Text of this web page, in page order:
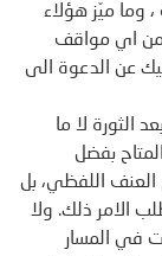
، وما ميّز هؤلاء
من اي مواقف
عن الدعوة الى
الثورة لا ما
بفضل
العنف اللفظي، بل
الامر ذلك. ولا
في المسار